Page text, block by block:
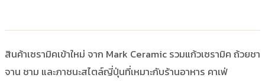
สินค้าเซรามิคเข้าใหม่ จาก Mark Ceramic รวมแก้วเซรามิค ถ้วยชา
จาน ชาม และภาชนะสไตล์ญี่ปุ่นที่เหมาะกับร้านอาหาร คาเฟ่